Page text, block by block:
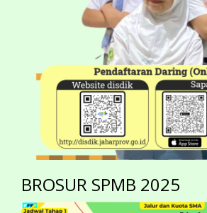
BROSUR SPMB 2025